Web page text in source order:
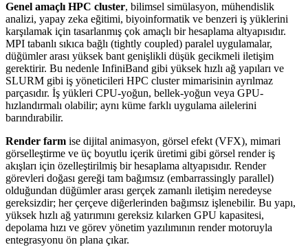
Genel amaçlı HPC cluster, bilimsel simülasyon, mühendislik
analizi, yapay zeka eğitimi, biyoinformatik ve benzeri iş yüklerini
karşılamak için tasarlanmış çok amaçlı bir hesaplama altyapısıdır.
MPI tabanlı sıkıca bağlı (tightly coupled) paralel uygulamalar,
düğümler arası yüksek bant genişlikli düşük gecikmeli iletişim
gerektirir. Bu nedenle InfiniBand gibi yüksek hızlı ağ yapıları ve
SLURM gibi iş yöneticileri HPC cluster mimarisinin ayrılmaz
parçasıdır. İş yükleri CPU-yoğun, bellek-yoğun veya GPU-
hızlandırmalı olabilir; aynı küme farklı uygulama ailelerini
barındırabilir.
Render farm ise dijital animasyon, görsel efekt (VFX), mimari
görselleştirme ve üç boyutlu içerik üretimi gibi görsel render iş
akışları için özelleştirilmiş bir hesaplama altyapısıdır. Render
görevleri doğası gereği tam bağımsız (embarrassingly parallel)
olduğundan düğümler arası gerçek zamanlı iletişim neredeyse
gereksizdir; her çerçeve diğerlerinden bağımsız işlenebilir. Bu yapı,
yüksek hızlı ağ yatırımını gereksiz kılarken GPU kapasitesi,
depolama hızı ve görev yönetim yazılımının render motoruyla
entegrasyonu ön plana çıkar.